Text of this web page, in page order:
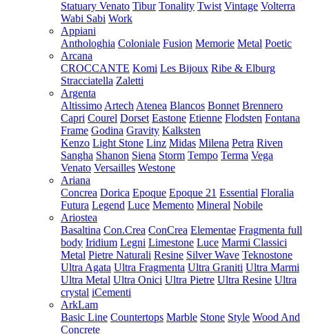
Statuary Venato Tibur Tonality Twist Vintage Volterra
Wabi Sabi Work
Appiani
Anthologhia Coloniale Fusion Memorie Metal Poetic
Arcana
CROCCANTE Komi Les Bijoux Ribe & Elburg
Stracciatella Zaletti
Argenta
Altissimo Artech Atenea Blancos Bonnet Brennero
Capri Courel Dorset Eastone Etienne Flodsten Fontana
Frame Godina Gravity Kalksten
Kenzo Light Stone Linz Midas Milena Petra Riven
Sangha Shanon Siena Storm Tempo Terma Vega
Venato Versailles Westone
Ariana
Concrea Dorica Epoque Epoque 21 Essential Floralia
Futura Legend Luce Memento Mineral Nobile
Ariostea
Basaltina Con.Crea ConCrea Elementae Fragmenta full
body Iridium Legni Limestone Luce Marmi Classici
Metal Pietre Naturali Resine Silver Wave Teknostone
Ultra Agata Ultra Fragmenta Ultra Graniti Ultra Marmi
Ultra Metal Ultra Onici Ultra Pietre Ultra Resine Ultra
crystal iCementi
ArkLam
Basic Line Countertops Marble Stone Style Wood And
Concrete